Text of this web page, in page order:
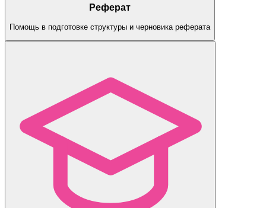
Реферат
Помощь в подготовке структуры и черновика реферата